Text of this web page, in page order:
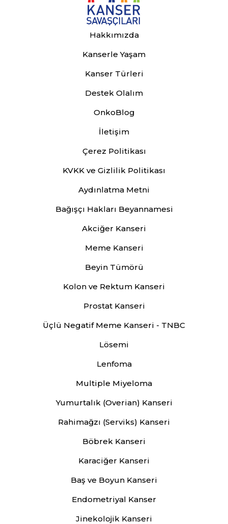
Hakkımızda
Kanserle Yaşam
Kanser Türleri
Destek Olalım
OnkoBlog
İletişim
Çerez Politikası
KVKK ve Gizlilik Politikası
Aydınlatma Metni
Bağışçı Hakları Beyannamesi
Akciğer Kanseri
Meme Kanseri
Beyin Tümörü
Kolon ve Rektum Kanseri
Prostat Kanseri
Üçlü Negatif Meme Kanseri - TNBC
Lösemi
Lenfoma
Multiple Miyeloma
Yumurtalık (Overian) Kanseri
Rahimağzı (Serviks) Kanseri
Böbrek Kanseri
Karaciğer Kanseri
Baş ve Boyun Kanseri
Endometriyal Kanser
Jinekolojik Kanseri